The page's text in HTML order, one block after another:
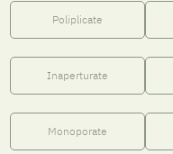
Poliplicate
Inaperturate
Monoporate